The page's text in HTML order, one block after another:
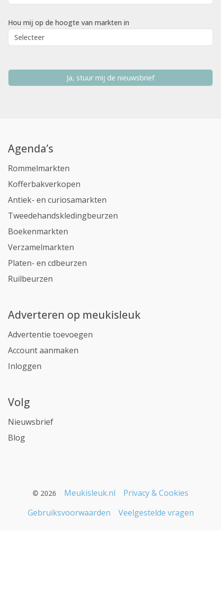
Hou mij op de hoogte van markten in
Ja, stuur mij de nieuwsbrief
Agenda’s
Rommelmarkten
Kofferbakverkopen
Antiek- en curiosamarkten
Tweedehandskledingbeurzen
Boekenmarkten
Verzamelmarkten
Platen- en cdbeurzen
Ruilbeurzen
Adverteren op meukisleuk
Advertentie toevoegen
Account aanmaken
Inloggen
Volg
Nieuwsbrief
Blog
© 2026 Meukisleuk.nl
Privacy & Cookies
Gebruiksvoorwaarden
Veelgestelde vragen